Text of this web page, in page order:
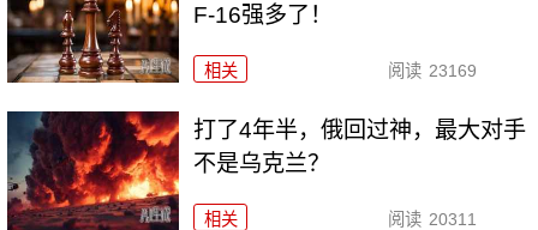
F-16强多了！
相关 阅读 23169
打了4年半，俄回过神，最大对手
不是乌克兰？
相关 阅读 20311